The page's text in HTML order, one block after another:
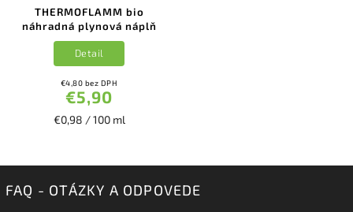
THERMOFLAMM bio
náhradná plynová náplň
€4,80 bez DPH
€5,90
€0,98 / 100 ml
Detail
FAQ - OTÁZKY A ODPOVEDE